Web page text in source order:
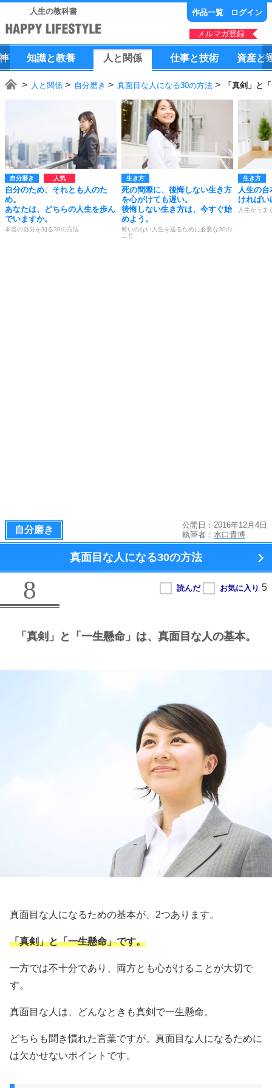
人生の教科書 作品一覧 ログイン
メルマガ登録
知識と教養 人 と 関係 仕事と技術 資産と
人と関係 自分磨き 真面目な人になる30の方法 「真剣」と
自分磨き
自分のため、それとも人のた
め。
あなたは、どちらの人生を歩ん
でいますか。
本当の自分を知る30の方法
生き方
死の間際に、後悔しない生き方
を心がけても遅い。
後悔しない生き方は、今すぐ始
めよう。
悔いのない人生を送るために必要な30の
こと
生き方
人生の
ければい
人生がうま
自分磨き
公開日：2016年12月4日
執筆者： 水口貴博
真面目な人になる30の方法
8
「真剣」と 「一生懸命」は、 真面目な人の基本。
真面目な人になるための基本が、2つあります。
「真剣」と「一生懸命」です。
一方では不十分であり、両方とも心がけることが大切で
す。
真面目な人は、どんなときも真剣で一生懸命。
どちらも聞き慣れた言葉ですが、真面目な人になるために
は欠かせないポイントです。